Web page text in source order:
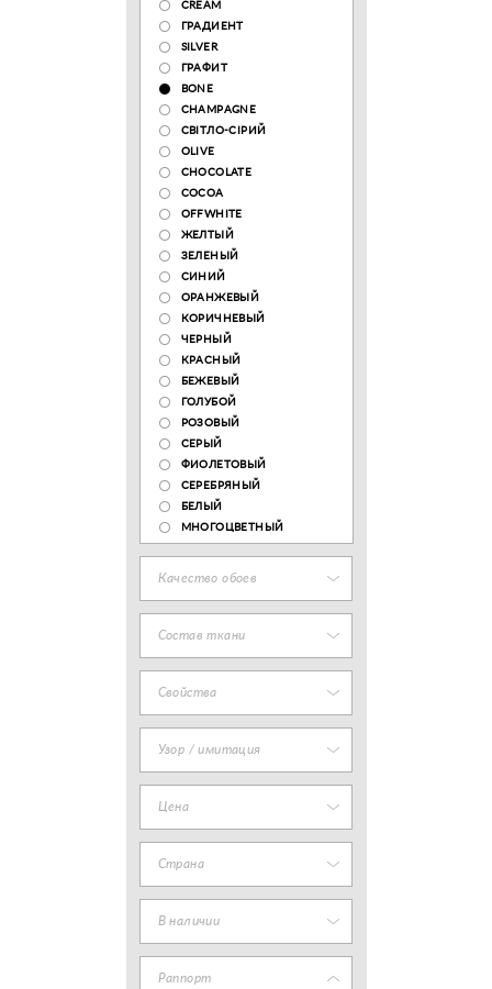
CREAM
ГРАДИЕНТ
SILVER
ГРАФИТ
BONE
CHAMPAGNE
СВІТЛО-СІРИЙ
OLIVE
CHOCOLATE
COCOA
OFFWHITE
ЖЕЛТЫЙ
ЗЕЛЕНЫЙ
СИНИЙ
ОРАНЖЕВЫЙ
КОРИЧНЕВЫЙ
ЧЕРНЫЙ
КРАСНЫЙ
БЕЖЕВЫЙ
ГОЛУБОЙ
РОЗОВЫЙ
СЕРЫЙ
ФИОЛЕТОВЫЙ
СЕРЕБРЯНЫЙ
БЕЛЫЙ
МНОГОЦВЕТНЫЙ
Качество обоев
Состав ткани
Свойства
Узор / имитация
Цена
Страна
В наличии
Раппорт